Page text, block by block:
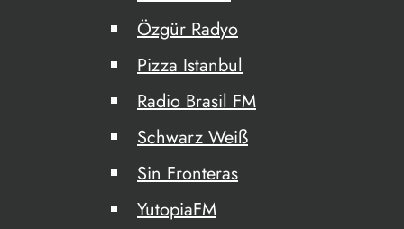
Özgür Radyo
Pizza Istanbul
Radio Brasil FM
Schwarz Weiß
Sin Fronteras
YutopiaFM